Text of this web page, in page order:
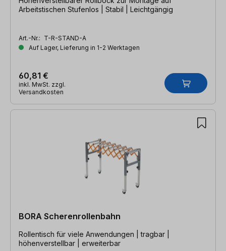
Arbeitstischen Stufenlos | Stabil | Leichtgängig
Art.-Nr.: T-R-STAND-A
Auf Lager, Lieferung in 1-2 Werktagen
60,81 €
inkl. MwSt. zzgl.
Versandkosten
BORA Scherenrollenbahn
Rollentisch für viele Anwendungen | tragbar |
höhenverstellbar | erweiterbar